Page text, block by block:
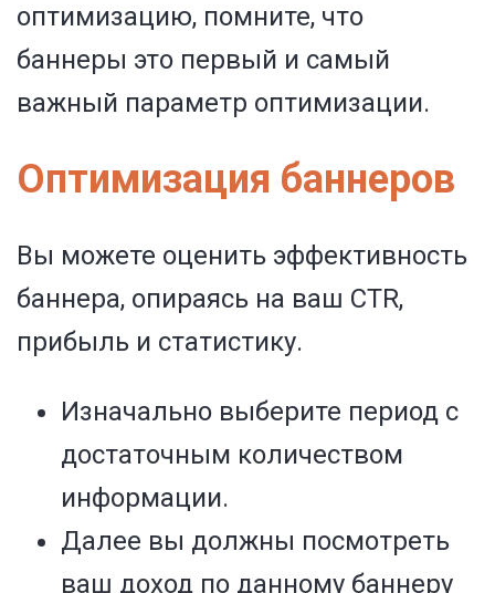
оптимизацию, помните, что
баннеры это первый и самый
важный параметр оптимизации.
Оптимизация баннеров
Вы можете оценить эффективность
баннера, опираясь на ваш CTR,
прибыль и статистику.
Изначально выберите период c
достаточным количеством
информации.
Далее вы должны посмотреть
ваш доход по данному баннеру